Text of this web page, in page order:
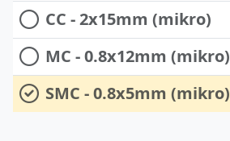
CC - 2x15mm (mikro)
MC - 0.8x12mm (mikro)
SMC - 0.8x5mm (mikro)